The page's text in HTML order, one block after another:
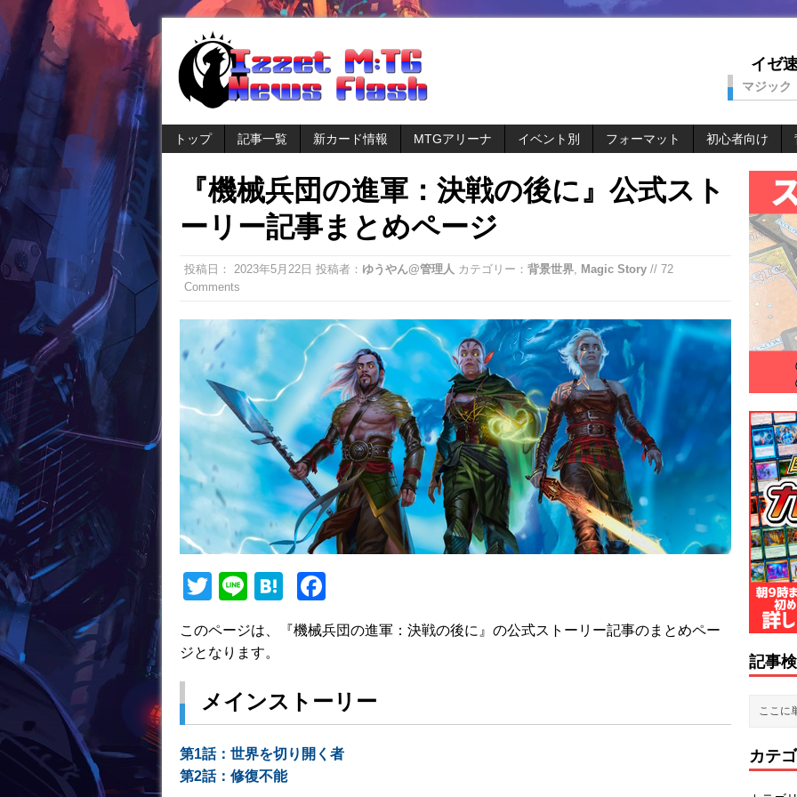
イゼ
マジック
トップ 記事一覧 新カード情報 MTGアリーナ イベント別 フォーマット 初心者向け
『機械兵団の進軍：決戦の後に』公式スト
ーリー記事まとめページ
投稿日： 2023年5月22日 投稿者： ゆうやん@管理人 カテゴリー： 背景世界, Magic Story // 72
Comments
T
itt
Li
e
H
e
a
c
b
o
o
このページは、『機械兵団の進軍：決戦の後に』の公式ストーリー記事のまとめペー
ジとなります。
メインストーリー
第1話：世界を切り開く者
第2話：修復不能
記事
カテ